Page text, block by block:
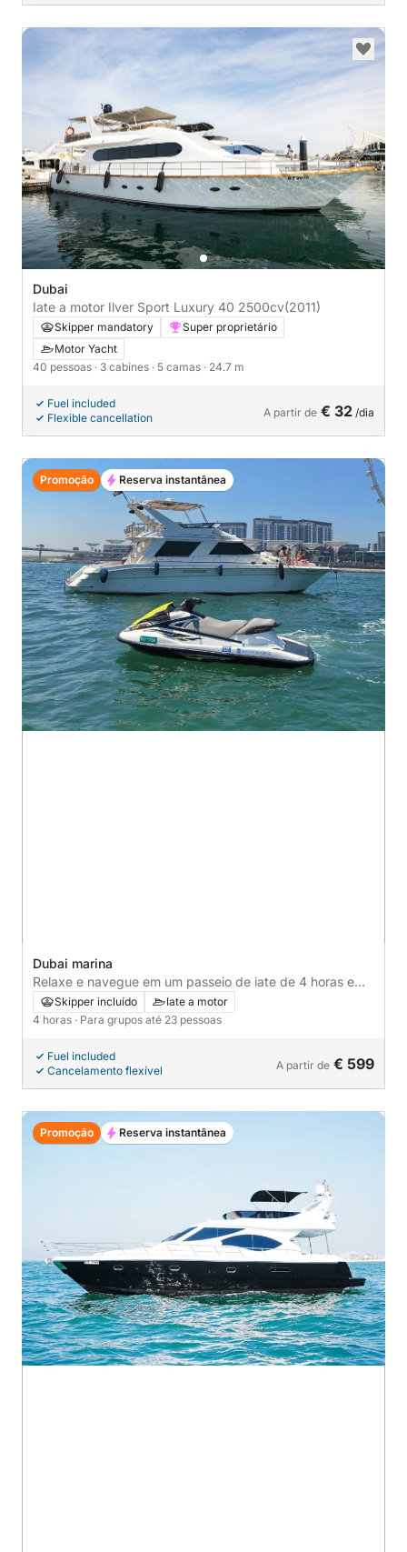
Dubai
Iate a motor Ilver Sport Luxury 40 2500cv(2011)
Skipper mandatory
Super proprietário
Motor Yacht
40 pessoas · 3 cabines · 5 camas · 24.7 m
Fuel included
Flexible cancellation
A partir de € 32 /dia
Dubai marina
Relaxe e navegue em um passeio de iate de 4 horas em
Dubai para até 20 hóspedes, a melhor oferta com
churrasco opcional e jet ski
Skipper incluído
Iate a motor
4 horas · Para grupos até 23 pessoas
Fuel included
Cancelamento flexível
A partir de € 599
Promoção Reserva instantânea
Promoção Reserva instantânea